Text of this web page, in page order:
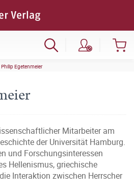
Philip Egetenmeier
Mitarbeiter am
der Universität Hamburg.
und Forschungsinteressen
Hellenismus, griechische
Interaktion zwischen Herrscher